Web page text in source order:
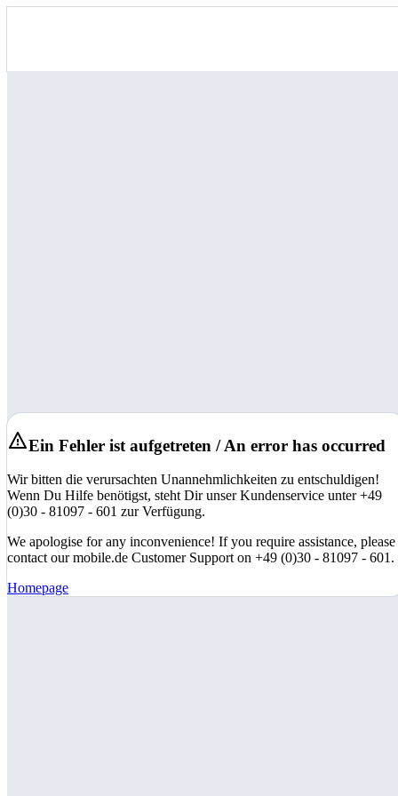
Ein Fehler ist aufgetreten / An error has occurred
Wir bitten die verursachten Unannehmlichkeiten zu entschuldigen!
Wenn Du Hilfe benötigst, steht Dir unser Kundenservice unter +49
(0)30 - 81097 - 601 zur Verfügung.
We apologise for any inconvenience! If you require assistance, please
contact our mobile.de Customer Support on +49 (0)30 - 81097 - 601.
Homepage